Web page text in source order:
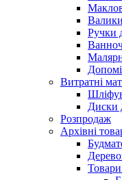
Ручки
Витратні
Диски
Розпродаж
Архівні